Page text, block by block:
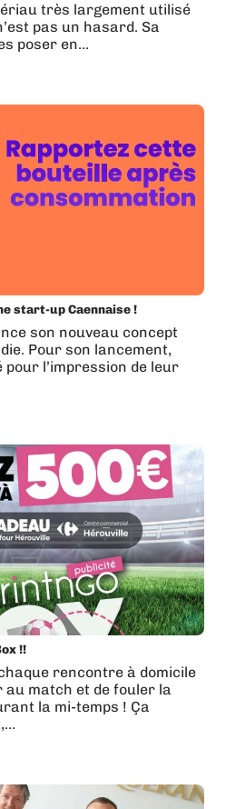
très largement utilisé
pas un hasard. Sa
poser en…
start-up Caennaise !
son nouveau concept
Pour son lancement,
l’impression de leur
!!
rencontre à domicile
au match et de fouler la
la mi-temps ! Ça